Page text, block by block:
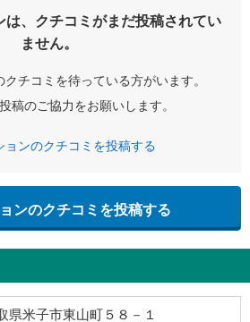
は、クチコミがまだ投稿されてい
ません。
チコミを待っている方がいます。
稿のご協力をお願いします。
ョンのクチコミを投稿する
ンのクチコミを投稿する
県米子市東山町５８－１